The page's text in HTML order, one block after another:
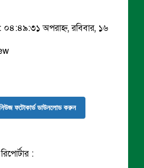
অপরাহ্ন, রবিবার, ১৬
ফটোকার্ড ডাউনলোড করুন
: